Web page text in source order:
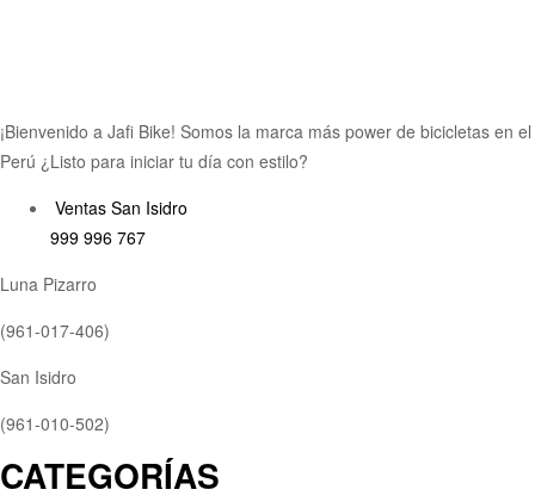
¡Bienvenido a Jafi Bike! Somos la marca más power de bicicletas en el
Perú ¿Listo para iniciar tu día con estilo?
Ventas San Isidro
999 996 767
Luna Pizarro
(961-017-406)
San Isidro
(961-010-502)
CATEGORÍAS